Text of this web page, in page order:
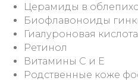
Церамиды в
Биофлавоноиды
Гиалуроновая кислота
Ретинол
Витамины С и Е
Родственные коже